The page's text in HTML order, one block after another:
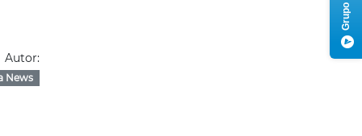
Autor:
News